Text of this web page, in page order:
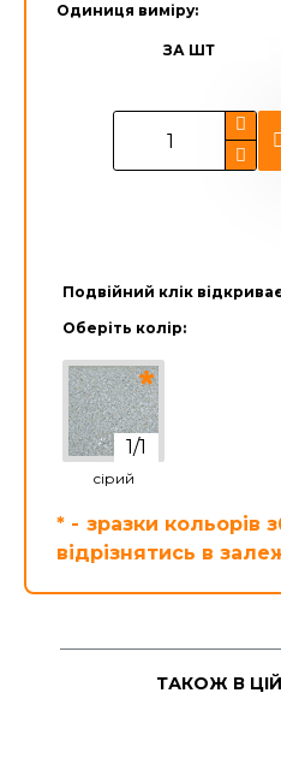
Одиниця виміру:
ЗА ШТ
Подвійний клік
Оберіть колір:
сірий
* - зразки кольорів
відрізнятись в
ТАКОЖ В ЦІЙ